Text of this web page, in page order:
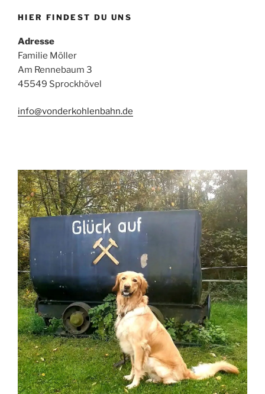
HIER FINDEST DU UNS
Adresse
Familie Möller
Am Rennebaum 3
45549 Sprockhövel
info@vonderkohlenbahn.de